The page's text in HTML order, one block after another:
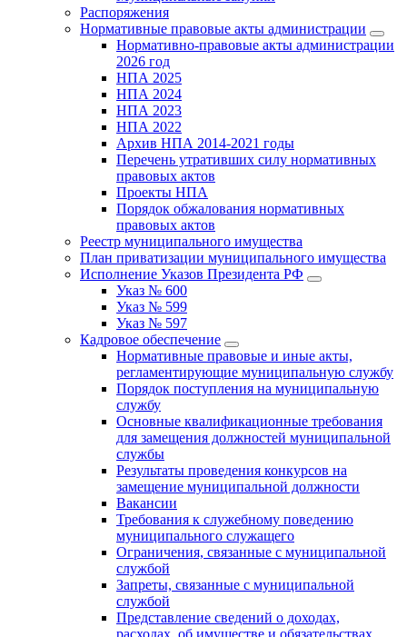
Распоряжения
Нормативные правовые акты администрации
Нормативно-правовые акты администрации
2026 год
НПА 2025
НПА 2024
НПА 2023
НПА 2022
Архив НПА 2014-2021 годы
Перечень утративших силу нормативных
правовых актов
Проекты НПА
Порядок обжалования нормативных
правовых актов
Реестр муниципального имущества
План приватизации муниципального имущества
Исполнение Указов Президента РФ
Указ № 600
Указ № 599
Указ № 597
Кадровое обеспечение
Нормативные правовые и иные акты,
регламентирующие муниципальную службу
Порядок поступления на муниципальную
службу
Основные квалификационные требования
для замещения должностей муниципальной
службы
Результаты проведения конкурсов на
замещение муниципальной должности
Вакансии
Требования к служебному поведению
муниципального служащего
Ограничения, связанные с муниципальной
службой
Запреты, связанные с муниципальной
службой
Представление сведений о доходах,
расходах, об имуществе и обязательствах